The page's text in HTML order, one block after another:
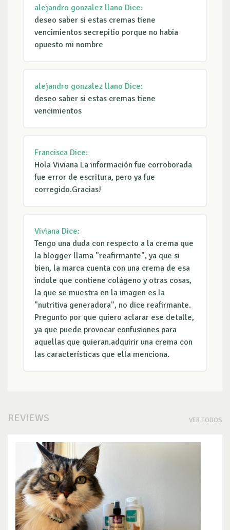
alejandro gonzalez llano Dice:
deseo saber si estas cremas tiene
vencimientos secrepitio porque no habia
opuesto mi nombre
alejandro gonzalez llano Dice:
deseo saber si estas cremas tiene
vencimientos
Francisca Dice:
Hola Viviana La información fue corroborada
fue error de escritura, pero ya fue
corregido.Gracias!
Viviana Dice:
Tengo una duda con respecto a la crema que
la blogger llama "reafirmante", ya que si
bien, la marca cuenta con una crema de esa
índole que contiene colágeno y otras cosas,
la que se muestra en la imagen es la
"nutritiva generadora", no dice reafirmante.
Pregunto por que quiero aclarar ese detalle,
ya que puede provocar confusiones para
aquellas que quieran.adquirir una crema con
las características que ella menciona.
REVIEWS VER TODOS